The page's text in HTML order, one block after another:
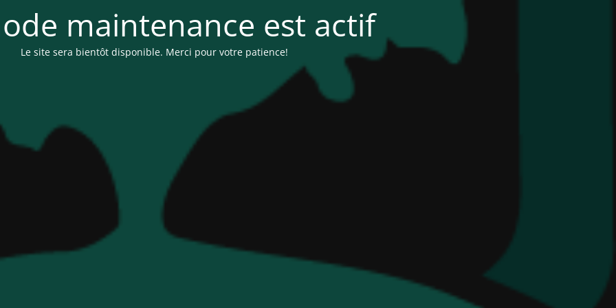
maintenance est actif
Le site sera bientôt disponible. Merci pour votre patience!